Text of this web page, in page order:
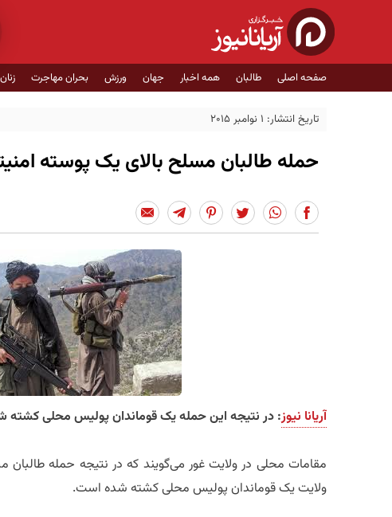
صفحه اصلی طالبان همه اخبار جهان ورزش بحران مهاجرت
تاریخ انتشار: 1 نوامبر 2015
حمله طالبان مسلح بالای یک پوسته
آریانا نیوز: در نتیجه این حمله یک قوماندان پولیس محلی
مقامات محلی در ولایت غور می‌گویند که در نتیجه حمله
ولایت یک قوماندان پولیس محلی کشته شده است.